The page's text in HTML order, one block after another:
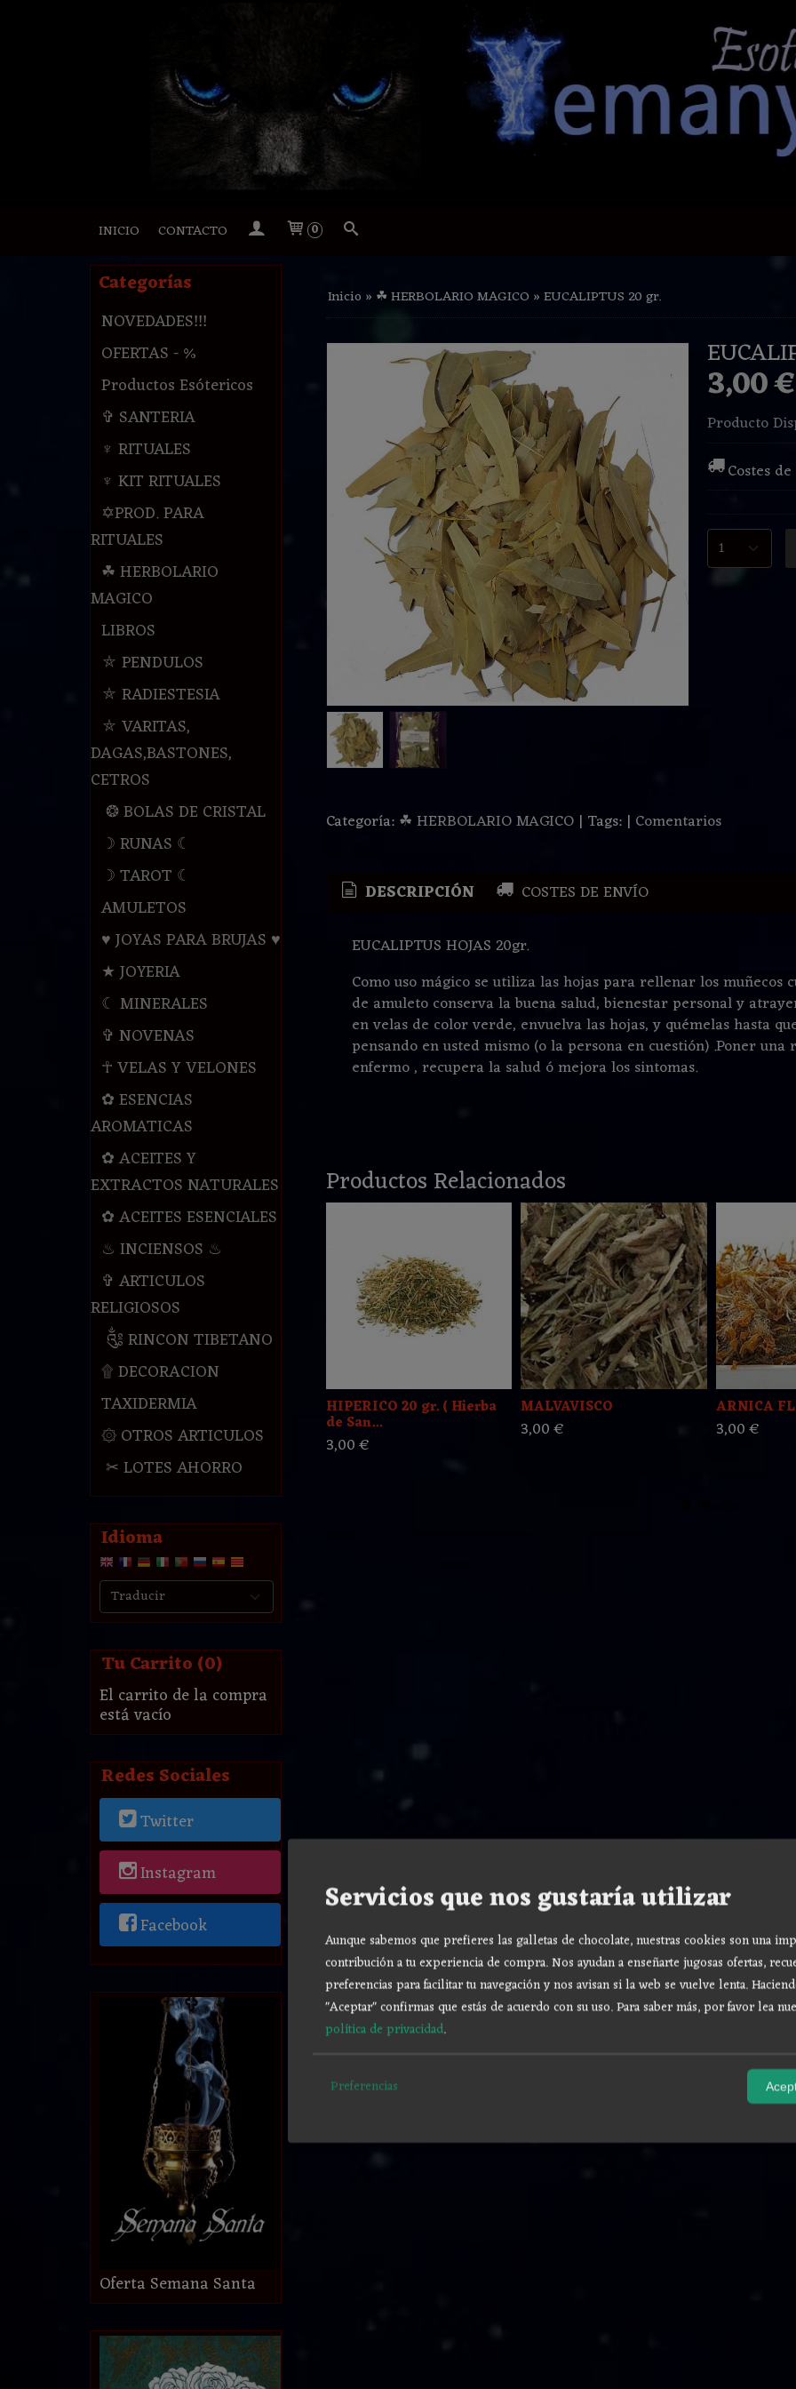
INICIO CONTACTO 0
Categorías
NOVEDADES!!!
OFERTAS - %
Productos Esótericos
✞ SANTERIA
♆ RITUALES
♆ KIT RITUALES
✡PROD. PARA
RITUALES
☘ HERBOLARIO
MAGICO
LIBROS
⛤ PENDULOS
⛤ RADIESTESIA
⛤ VARITAS,
DAGAS,BASTONES,
CETROS
❂ BOLAS DE CRISTAL
☽ RUNAS ☾
☽ TAROT ☾
AMULETOS
♥ JOYAS PARA BRUJAS ♥
★ JOYERIA
☾ MINERALES
✞ NOVENAS
☥ VELAS Y VELONES
✿ ESENCIAS
AROMATICAS
✿ ACEITES Y
EXTRACTOS NATURALES
✿ ACEITES ESENCIALES
♨ INCIENSOS ♨
✞ ARTICULOS
RELIGIOSOS
༃ RINCON TIBETANO
۩ DECORACION
TAXIDERMIA
۞ OTROS ARTICULOS
✂ LOTES AHORRO
Idioma
Tu Carrito (0)
El carrito de la compra
está vacío
Redes Sociales
Twitter
Instagram
Facebook
Oferta Semana Santa
Inicio » ☘ HERBOLARIO MAGICO »EUCALIPTUS 20 gr.
3,00 €
Producto
Costes
Categoría: ☘ HERBOLARIO MAGICO| Tags: | Comentarios
DESCRIPCIÓN COSTES DE ENVÍO
EUCALIPTUS HOJAS 20gr.
Como uso mágico se utiliza las hojas para rellenar los
de amuleto conserva la buena salud, bienestar personal y
en velas de color verde, envuelva las hojas, y quémelas hasta
pensando en usted mismo (o la persona en cuestión) .Poner
enfermo , recupera la salud ó mejora los sintomas.
Productos Relacionados
HIPERICO 20 gr. ( Hierba
de San...
3,00 €
MALVAVISCO
3,00 €
ARNICA
3,00 €
Servicios que nos gustaría utilizar
Aunque sabemos que prefieres las galletas de chocolate, nuestras cookies son una
contribución a tu experiencia de compra. Nos ayudan a enseñarte jugosas ofertas,
preferencias para facilitar tu navegación y nos avisan si la web se vuelve lenta.
"Aceptar" confirmas que estás de acuerdo con su uso. Para saber más, por favor lea
política de privacidad.
Preferencias